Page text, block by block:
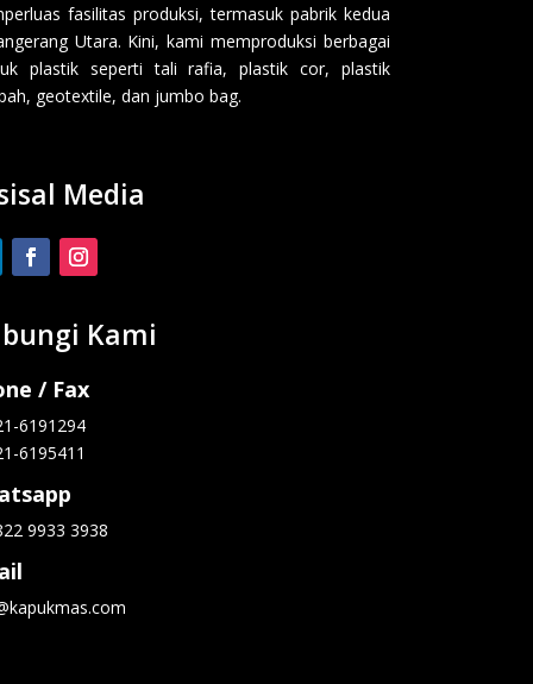
fasilitas produksi, termasuk pabrik kedua
Utara. Kini, kami memproduksi berbagai
plastik seperti tali rafia, plastik cor, plastik
geotextile, dan jumbo bag.
Media
Kami
/ Fax
6191294
6195411
9933 3938